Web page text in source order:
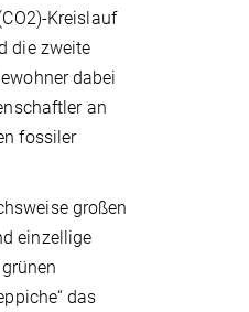
Kreislauf
die zweite
dabei
an
fossiler
großen
einzellige
das